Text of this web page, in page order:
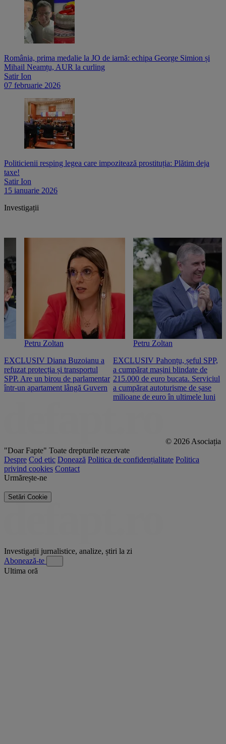
România, prima medalie la JO de iarnă: echipa George Simion și
Mihail Neamțu, AUR la curling
Satir Ion
07 februarie 2026
Politicienii resping legea care impozitează prostituția: Plătim deja
taxe!
Satir Ion
15 ianuarie 2026
Investigații
Petru Zoltan
EXCLUSIV Diana Buzoianu a
refuzat protecția și transportul
SPP. Are un birou de parlamentar
într-un apartament lângă Guvern
Petru Zoltan
EXCLUSIV Pahonțu, șeful SPP,
a cumpărat mașini blindate de
215.000 de euro bucata. Serviciul
a cumpărat autoturisme de șase
milioane de euro în ultimele luni
© 2026 Asociația
"Doar Fapte" Toate drepturile rezervate
Despre Cod etic Donează Politica de confidențialitate Politica
privind cookies Contact
Urmărește-ne
Setări Cookie
Investigații jurnalistice, analize, știri la zi
Abonează-te
Ultima oră